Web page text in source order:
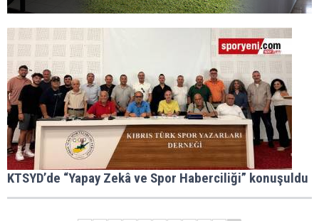
KTSYD’de “Yapay Zekâ ve Spor Haberciliği” konuşuldu